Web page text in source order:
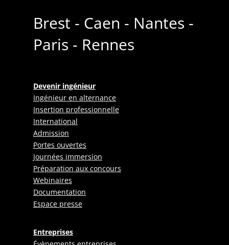
Brest - Caen - Nantes -
Paris - Rennes
Devenir ingénieur
Ingénieur en alternance
Insertion professionnelle
International
Admission
Portes ouvertes
Journées immersion
Préparation aux concours
Webinaires
Documentation
Espace presse
Entreprises